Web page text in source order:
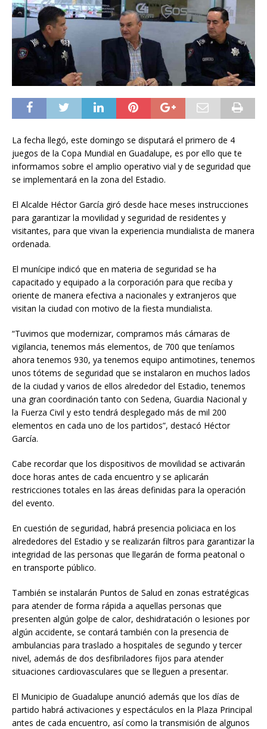
La fecha llegó, este domingo se disputará el primero de 4
juegos de la Copa Mundial en Guadalupe, es por ello que te
informamos sobre el amplio operativo vial y de seguridad que
se implementará en la zona del Estadio.
El Alcalde Héctor García giró desde hace meses instrucciones
para garantizar la movilidad y seguridad de residentes y
visitantes, para que vivan la experiencia mundialista de manera
ordenada.
El munícipe indicó que en materia de seguridad se ha
capacitado y equipado a la corporación para que reciba y
oriente de manera efectiva a nacionales y extranjeros que
visitan la ciudad con motivo de la fiesta mundialista.
“Tuvimos que modernizar, compramos más cámaras de
vigilancia, tenemos más elementos, de 700 que teníamos
ahora tenemos 930, ya tenemos equipo antimotines, tenemos
unos tótems de seguridad que se instalaron en muchos lados
de la ciudad y varios de ellos alrededor del Estadio, tenemos
una gran coordinación tanto con Sedena, Guardia Nacional y
la Fuerza Civil y esto tendrá desplegado más de mil 200
elementos en cada uno de los partidos”, destacó Héctor
García.
Cabe recordar que los dispositivos de movilidad se activarán
doce horas antes de cada encuentro y se aplicarán
restricciones totales en las áreas definidas para la operación
del evento.
En cuestión de seguridad, habrá presencia policiaca en los
alrededores del Estadio y se realizarán filtros para garantizar la
integridad de las personas que llegarán de forma peatonal o
en transporte público.
También se instalarán Puntos de Salud en zonas estratégicas
para atender de forma rápida a aquellas personas que
presenten algún golpe de calor, deshidratación o lesiones por
algún accidente, se contará también con la presencia de
ambulancias para traslado a hospitales de segundo y tercer
nivel, además de dos desfibriladores fijos para atender
situaciones cardiovasculares que se lleguen a presentar.
El Municipio de Guadalupe anunció además que los días de
partido habrá activaciones y espectáculos en la Plaza Principal
antes de cada encuentro, así como la transmisión de algunos